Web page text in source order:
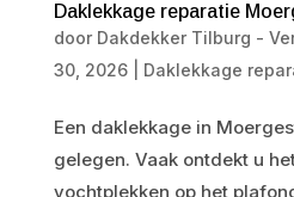
Daklekkage reparatie
door Dakdekker Tilburg -
30, 2026| Daklekkage
Een daklekkage in
gelegen. Vaak ontdekt u
vochtplekken op het